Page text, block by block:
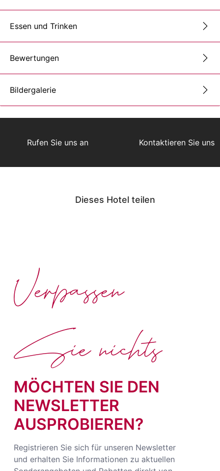
Essen und Trinken
Bewertungen
Bildergalerie
Rufen Sie uns an Kontaktieren Sie uns
Dieses Hotel teilen
MÖCHTEN SIE DEN
NEWSLETTER
AUSPROBIEREN?
Registrieren Sie sich für unseren Newsletter
und erhalten Sie Informationen zu aktuellen
Verpassen
Sie nichts